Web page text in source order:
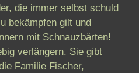
die immer selbst schuld
bekämpfen gilt und
mit Schnauzbärten!
verlängern. Sie gibt
Familie Fischer,